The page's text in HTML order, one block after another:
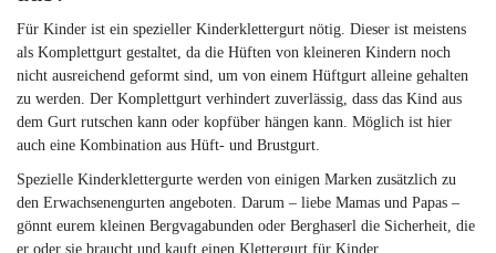
Für Kinder ist ein spezieller Kinderklettergurt nötig. Dieser ist meistens
als Komplettgurt gestaltet, da die Hüften von kleineren Kindern noch
nicht ausreichend geformt sind, um von einem Hüftgurt alleine gehalten
zu werden. Der Komplettgurt verhindert zuverlässig, dass das Kind aus
dem Gurt rutschen kann oder kopfüber hängen kann. Möglich ist hier
auch eine Kombination aus Hüft- und Brustgurt.
Spezielle Kinderklettergurte werden von einigen Marken zusätzlich zu
den Erwachsenengurten angeboten. Darum – liebe Mamas und Papas –
gönnt eurem kleinen Bergvagabunden oder Berghaserl die Sicherheit, die
er oder sie braucht und kauft einen Klettergurt für Kinder.